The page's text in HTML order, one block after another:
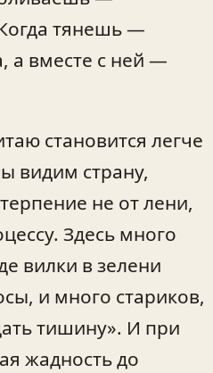
тянешь —
а вместе с ней —
становится легче
видим страну,
не от лени,
Здесь много
вилки в зелени
и много стариков,
тишину». И при
жадность до